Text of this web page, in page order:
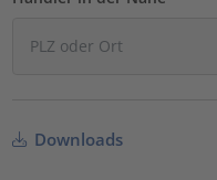
Downloads